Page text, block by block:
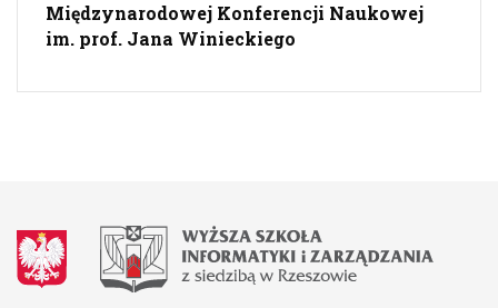
Międzynarodowej Konferencji Naukowej
im. prof. Jana Winieckiego